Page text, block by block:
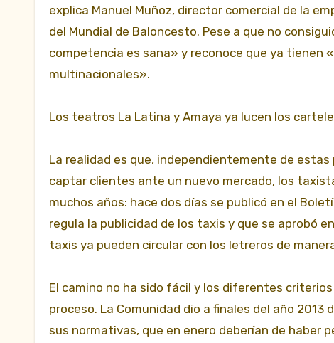
explica Manuel Muñoz, director comercial de la
del Mundial de Baloncesto. Pese a que no
competencia es sana» y reconoce que ya tienen
multinacionales».
Los teatros La Latina y Amaya ya lucen los
La realidad es que, independientemente de
captar clientes ante un nuevo mercado, los
muchos años: hace dos días se publicó en el
regula la publicidad de los taxis y que se aprobó
taxis ya pueden circular con los letreros de
El camino no ha sido fácil y los diferentes
proceso. La Comunidad dio a finales del año
sus normativas, que en enero deberían de haber